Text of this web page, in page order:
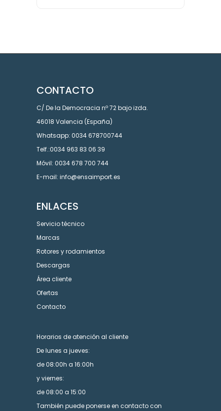
CONTACTO
C/ De la Democracia nº 72 bajo izda.
46018 Valencia (España)
Whatsapp: 0034 678700744
Telf.:0034 963 83 06 39
Móvil: 0034 678 700 744
E-mail: info@ensaimport.es
ENLACES
Servicio técnico
Marcas
Rotores y rodamientos
Descargas
Área cliente
Ofertas
Contacto
Horarios de atención al cliente
De lunes a jueves:
de 08:00h a 16:00h
y viernes:
de 08:00 a 15:00
También puede ponerse en contacto con